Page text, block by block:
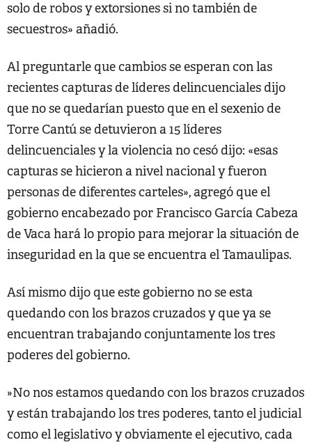
solo de robos y extorsiones si no también de
secuestros» añadió.
Al preguntarle que cambios se esperan con las
recientes capturas de líderes delincuenciales dijo
que no se quedarían puesto que en el sexenio de
Torre Cantú se detuvieron a 15 líderes
delincuenciales y la violencia no cesó dijo: «esas
capturas se hicieron a nivel nacional y fueron
personas de diferentes carteles», agregó que el
gobierno encabezado por Francisco García Cabeza
de Vaca hará lo propio para mejorar la situación de
inseguridad en la que se encuentra el Tamaulipas.
Así mismo dijo que este gobierno no se esta
quedando con los brazos cruzados y que ya se
encuentran trabajando conjuntamente los tres
poderes del gobierno.
»No nos estamos quedando con los brazos cruzados
y están trabajando los tres poderes, tanto el judicial
como el legislativo y obviamente el ejecutivo, cada